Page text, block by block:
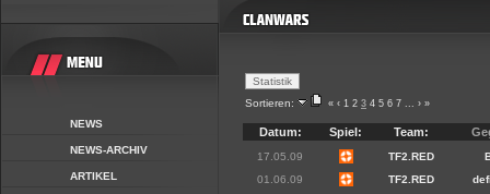
NEWS
NEWS-ARCHIV
ARTIKEL
Sortieren: « ‹ 1 2 3 4 5 6 7 ... › »
Datum: Spiel: Team:
17.05.09 TF2.RED
01.06.09
TF2.RED